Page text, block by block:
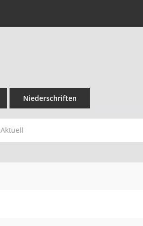
Niederschriften
Aktuell